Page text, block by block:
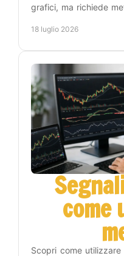
grafici, ma richiede
18 luglio 2026
come
Scopri come